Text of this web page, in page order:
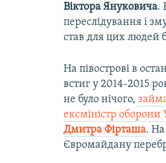
Віктора Януковича.
переслідування і
став для цих людей
На півострові в
встиг у 2014-2015
не було нічого,
ексміністр
Дмитра Фірташа. На
Євромайдану